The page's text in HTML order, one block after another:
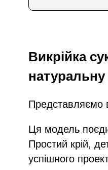
Викрійка
Представляємо
Ця модель
Простий крій,
успішного